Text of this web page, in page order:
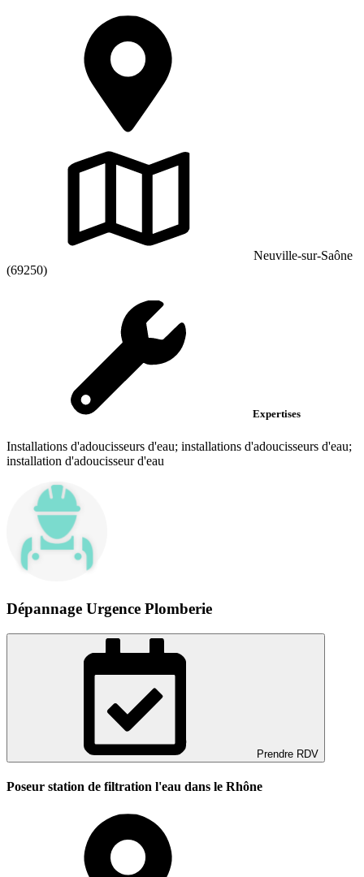
Neuville-sur-Saône
(69250)
Expertises
Installations d'adoucisseurs d'eau; installations d'adoucisseurs d'eau;
installation d'adoucisseur d'eau
Dépannage Urgence Plomberie
Prendre RDV
Poseur station de filtration l'eau dans le Rhône